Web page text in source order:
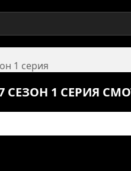
1 серия
СЕЗОН 1 СЕРИЯ